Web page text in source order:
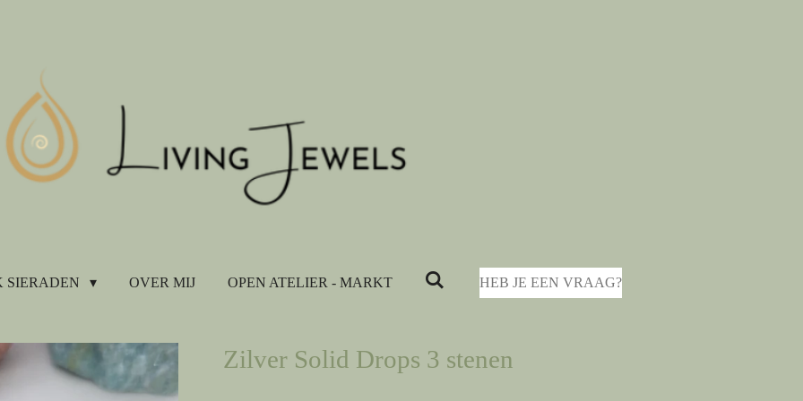
SIERADEN OVER MIJ OPEN ATELIER - MARKT HEB JE EEN VRAAG?
Zilver Solid Drops 3 stenen